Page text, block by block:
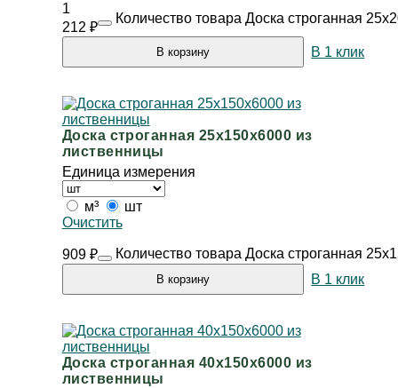
1
212 ₽
Количество товара Доска строганная
В корзину В 1 клик
Доска строганная 25х150х6000 из
лиственницы
Единица измерения
м³
шт
Очистить
909 ₽ Количество товара Доска строганная
В корзину В 1 клик
Доска строганная 40х150х6000 из
лиственницы